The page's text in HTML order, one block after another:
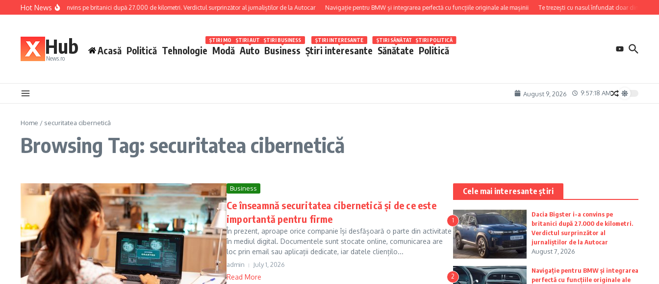
Skip to content
Hot News
Dacia Bigster i-a convins pe britanici după 27.000 de kilometri. Verdictul surprinzător al jurnaliștilor de la Autocar Navigație pentru BMW și integrarea perfectă cu funcțiile originale ale mașinii Te trezești cu nasul înfundat doar dimineața?
Hub
News.ro
Acasă Politică Tehnologie Modă
ȘTIRI MODĂ
Auto
ȘTIRI AUTO
Business
ȘTIRI BUSINESS
Știri interesante
ȘTIRI INTERESANTE
Sănătate
ȘTIRI SĂNĂTATE
Politică
ȘTIRI POLITICĂ
August 9, 2026 9:57:18 AM
Home / securitatea cibernetică
Browsing Tag: securitatea cibernetică
Business
Ce înseamnă securitatea cibernetică și de ce este
importantă pentru firme
În prezent, aproape orice companie își desfășoară o parte din activitate
în mediul digital. Documentele sunt stocate online, comunicarea are
loc prin email sau aplicații dedicate, iar datele cliențilo...
admin July 1, 2026
Read More
Cele mai interesante știri
1
Dacia Bigster i-a convins pe
britanici după 27.000 de kilometri.
Verdictul surprinzător al
jurnaliștilor de la Autocar
August 7, 2026
2
Navigație pentru BMW și integrarea
perfectă cu funcțiile originale ale